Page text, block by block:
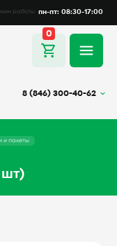
работы пн-пт: 08:30-17:00
8 (846) 300-40-62
0
и пакеты
шт)